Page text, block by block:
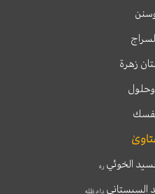
زهرة
الخوئيره
السيستانيدام ظله